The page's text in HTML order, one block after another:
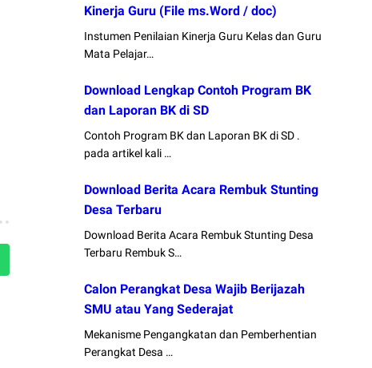
Kinerja Guru (File ms.Word / doc)
Instumen Penilaian Kinerja Guru Kelas dan Guru
Mata Pelajar…
Download Lengkap Contoh Program BK
dan Laporan BK di SD
Contoh Program BK dan Laporan BK di SD .
pada artikel kali …
Download Berita Acara Rembuk Stunting
Desa Terbaru
Download Berita Acara Rembuk Stunting Desa
Terbaru Rembuk S…
Calon Perangkat Desa Wajib Berijazah
SMU atau Yang Sederajat
Mekanisme Pengangkatan dan Pemberhentian
Perangkat Desa …